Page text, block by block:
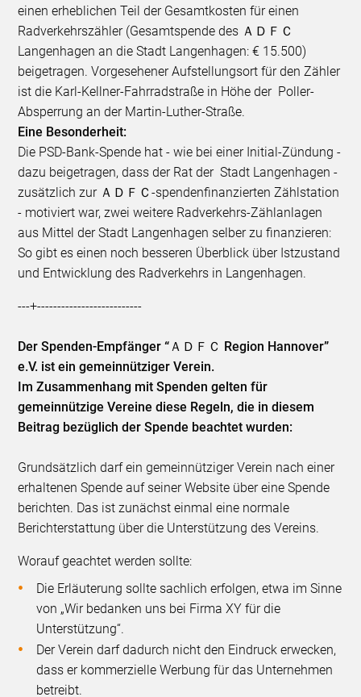
einen erheblichen Teil der Gesamtkosten für einen
Radverkehrszähler (Gesamtspende des ＡＤＦＣ
Langenhagen an die Stadt Langenhagen: € 15.500)
beigetragen. Vorgesehener Aufstellungsort für den Zähler
ist die Karl-Kellner-Fahrradstraße in Höhe der Poller-
Absperrung an der Martin-Luther-Straße.
Eine Besonderheit:
Die PSD-Bank-Spende hat - wie bei einer Initial-Zündung -
dazu beigetragen, dass der Rat der Stadt Langenhagen -
zusätzlich zur ＡＤＦＣ-spendenfinanzierten Zählstation
- motiviert war, zwei weitere Radverkehrs-Zählanlagen
aus Mittel der Stadt Langenhagen selber zu finanzieren:
So gibt es einen noch besseren Überblick über Istzustand
und Entwicklung des Radverkehrs in Langenhagen.
---+--------------------------
Der Spenden-Empfänger “ＡＤＦＣ Region Hannover”
e.V. ist ein gemeinnütziger Verein.
Im Zusammenhang mit Spenden gelten für
gemeinnützige Vereine diese Regeln, die in diesem
Beitrag bezüglich der Spende beachtet wurden:
Grundsätzlich darf ein gemeinnütziger Verein nach einer
erhaltenen Spende auf seiner Website über eine Spende
berichten. Das ist zunächst einmal eine normale
Berichterstattung über die Unterstützung des Vereins.
Worauf geachtet werden sollte:
Die Erläuterung sollte sachlich erfolgen, etwa im Sinne
von „Wir bedanken uns bei Firma XY für die
Unterstützung“.
Der Verein darf dadurch nicht den Eindruck erwecken,
dass er kommerzielle Werbung für das Unternehmen
betreibt.